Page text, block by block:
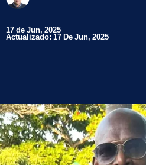
17 de Jun, 2025
Actualizado: 17 De Jun, 2025